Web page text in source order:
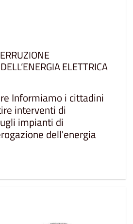
ELETTRICA
Informiamo i cittadini
interventi di
impianti di
dell'energia